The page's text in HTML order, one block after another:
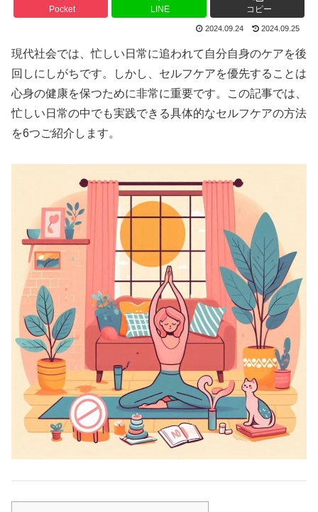
Pocket LINE コピー
2024.09.24 2024.09.25
現代社会では、忙しい日常に追われて自分自身のケアを後
回しにしがちです。しかし、セルフケアを優先することは
心身の健康を保つために非常に重要です。この記事では、
忙しい日常の中でも実践できる具体的なセルフケアの方法
を6つご紹介します。